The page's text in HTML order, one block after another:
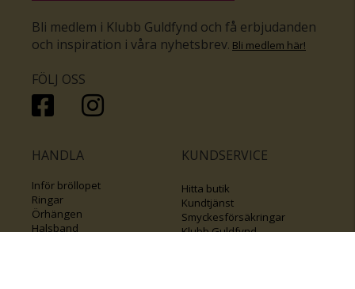
Bli medlem i Klubb Guldfynd och få erbjudanden
och inspiration i våra nyhetsbrev. Bli medlem här!
FÖLJ OSS
HANDLA
Inför bröllopet
Ringar
Örhängen
Halsband
KUNDSERVICE
Hitta butik
Kundtjänst
Smyckesförsäkringar
Klubb Guldfynd